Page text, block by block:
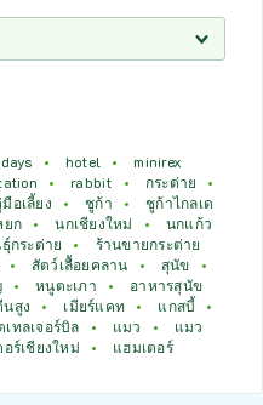
hotel
minirex
rabbit
กระต่าย
อเลี้ยง ชูก้า
ชูก้าไกลเด
ยก นกเชียงใหม่
นกแก้ว
กระต่าย
ร้านขายกระต่าย
สัตว์เลื้อยคลาน
สุนัข
หนูตะเภา
อาหารสุนัข
สูง เมียร์แคท
แกสบี้
ทลเจอร์บิล แมว
แมว
ร์เชียงใหม่ แฮมเตอร์